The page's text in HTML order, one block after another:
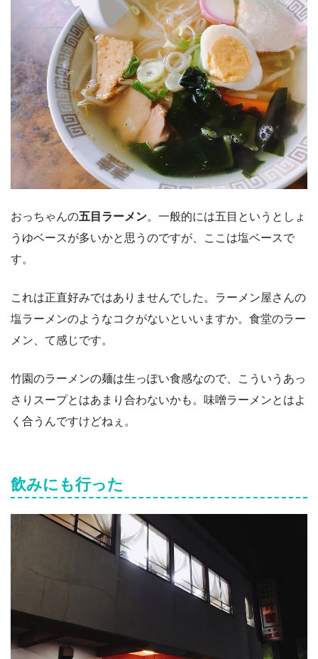
おっちゃんの五目ラーメン。一般的には五目というとしょ
うゆベースが多いかと思うのですが、ここは塩ベースで
す。
これは正直好みではありませんでした。ラーメン屋さんの
塩ラーメンのようなコクがないといいますか。食堂のラー
メン、て感じです。
竹園のラーメンの麺は生っぽい食感なので、こういうあっ
さりスープとはあまり合わないかも。味噌ラーメンとはよ
く合うんですけどねぇ。
飲みにも行った